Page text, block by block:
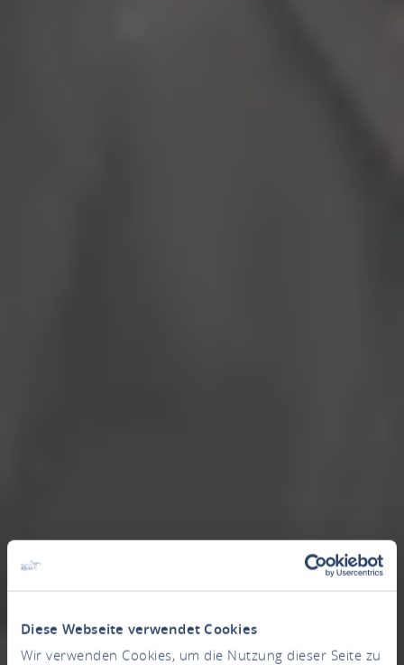
Diese Webseite verwendet Cookies
Wir verwenden Cookies, um die Nutzung dieser Seite zu